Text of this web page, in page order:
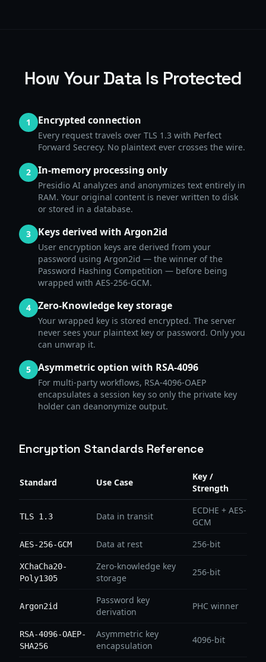
How Your Data Is Protected
1 Encrypted connection
Every request travels over TLS 1.3 with Perfect
Forward Secrecy. No plaintext ever crosses the wire.
2 In-memory processing only
Presidio AI analyzes and anonymizes text entirely in
RAM. Your original content is never written to disk
or stored in a database.
3 Keys derived with Argon2id
User encryption keys are derived from your
password using Argon2id — the winner of the
Password Hashing Competition — before being
wrapped with AES-256-GCM.
4 Zero-Knowledge key storage
Your wrapped key is stored encrypted. The server
never sees your plaintext key or password. Only you
can unwrap it.
5 Asymmetric option with RSA-4096
For multi-party workflows, RSA-4096-OAEP
encapsulates a session key so only the private key
holder can deanonymize output.
Encryption Standards Reference
Standard Use Case
Key /
Strength
TLS 1.3 Data in transit
ECDHE + AES-
GCM
AES-256-GCM Data at rest 256-bit
XChaCha20-
Poly1305
Zero-knowledge key
storage
256-bit
Argon2id
Password key
derivation
PHC winner
RSA-4096-OAEP-
SHA256
Asymmetric key
encapsulation
4096-bit